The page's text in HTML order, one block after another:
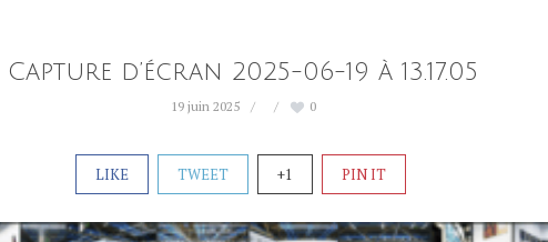
Capture d’écran 2025-06-19 à 13.17.05
19 juin 2025 0
LIKE TWEET +1 PIN IT